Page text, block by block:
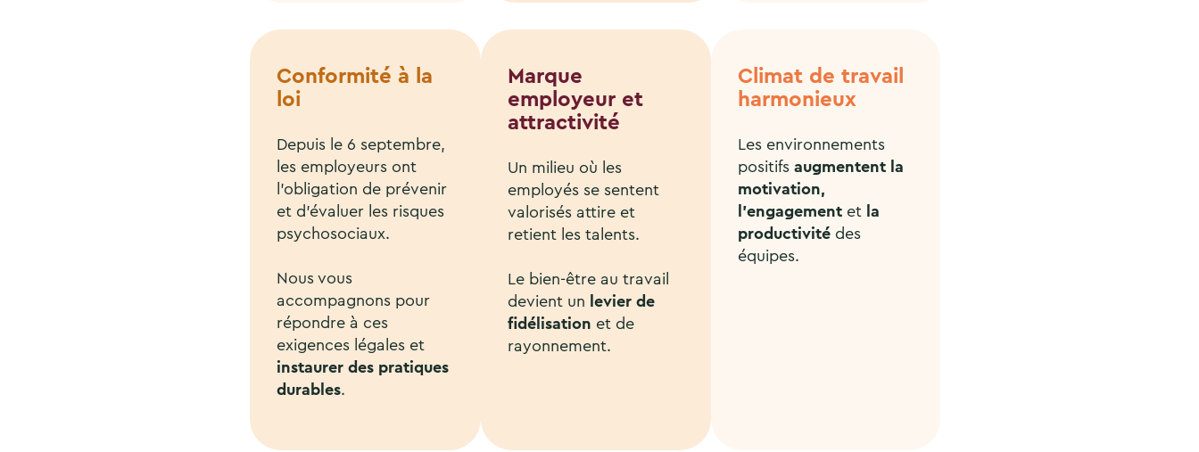
Conformité à la
loi
Depuis le 6 septembre,
les employeurs ont
l’obligation de prévenir
et d’évaluer les risques
psychosociaux.
Nous vous
accompagnons pour
répondre à ces
exigences légales et
instaurer des pratiques
durables.
Marque
employeur et
attractivité
Un milieu où les
employés se sentent
valorisés attire et
retient les talents.
Le bien-être au travail
devient un levier de
fidélisation et de
rayonnement.
Climat de travail
harmonieux
Les environnements
positifsaugmentent la
motivation,
l’engagement et la
productivité des
équipes.